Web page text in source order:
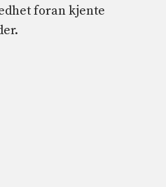
foran kjente